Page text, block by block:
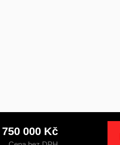
750 000 Kč